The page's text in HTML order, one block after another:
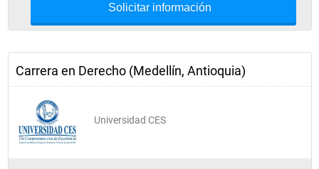
Solicitar información
Carrera en Derecho (Medellín, Antioquia)
Universidad CES